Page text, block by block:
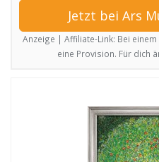
Jetzt bei Ars
Anzeige | Affiliate-Link: Bei
eine Provision. Für dich